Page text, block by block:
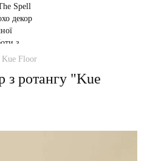
Floor
з ротангу "Kue